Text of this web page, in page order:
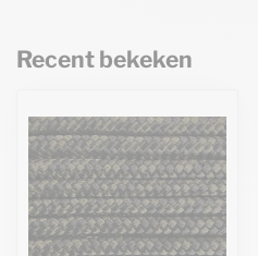
Recent bekeken